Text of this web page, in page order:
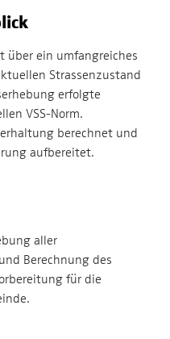
über ein umfangreiches
Strassenzustand
erfolgte
VSS-Norm.
berechnet und
aufbereitet.
aller
Berechnung des
für die